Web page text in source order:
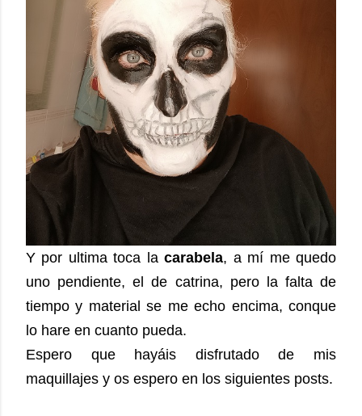
Y por ultima toca lacarabela, a mí me quedo
uno pendiente, el de catrina, pero la falta de
tiempo y material se me echo encima, conque
lo hare en cuanto pueda.
Espero que hayáis disfrutado de mis
maquillajes y os espero en los siguientes posts.